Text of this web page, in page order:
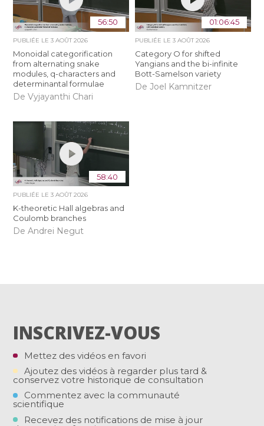
56:50
PUBLIÉE LE3 AOÛT 2026
Monoidal categorification
from alternating snake
modules, q-characters and
determinantal formulae
De Vyjayanthi Chari
01:06:45
PUBLIÉE LE 3 AOÛT 2026
Category O for shifted
Yangians and the bi-infinite
Bott-Samelson variety
De Joel Kamnitzer
58:40
PUBLIÉE LE3 AOÛT 2026
K-theoretic Hall algebras and
Coulomb branches
De Andrei Negut
INSCRIVEZ-VOUS
Mettez des vidéos en favori
Ajoutez des vidéos à regarder plus tard &
conservez votre historique de consultation
Commentez avec la communauté
scientifique
Recevez des notifications de mise à jour